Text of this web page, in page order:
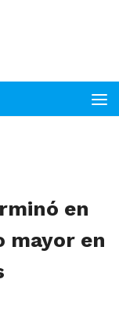
en
mayor en